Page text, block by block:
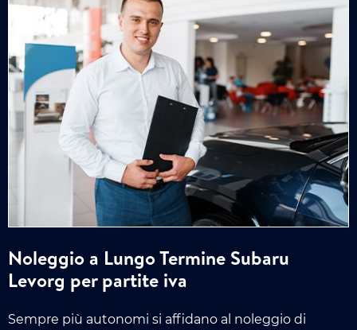
Noleggio a Lungo Termine Subaru
Levorg per partite iva
Sempre più autonomi si affidano al noleggio di